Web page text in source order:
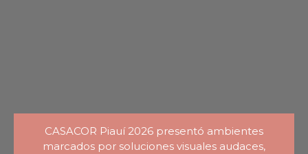
CASACOR Piauí 2026 presentó ambientes
marcados por soluciones visuales audaces,